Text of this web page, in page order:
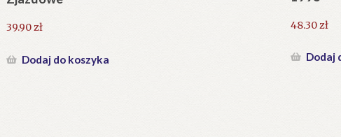
39.90zł
Dodaj do koszyka
48.30zł
Dodaj